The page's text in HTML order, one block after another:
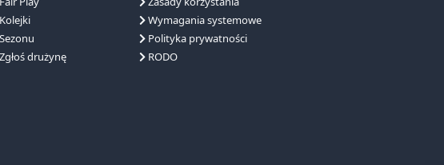
Sezonu
Zgłoś drużynę
Polityka prywatności
RODO